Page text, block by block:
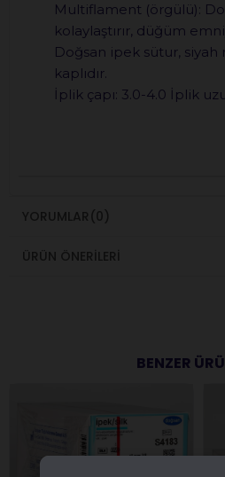
Multiflament (örgülü):
kolaylaştırır, düğüm
Doğsan ipek sütur,
kaplıdır.
İplik çapı: 3.0-4.0 İplik
YORUMLAR (0)
ÜRÜN ÖNERILERI
BENZER